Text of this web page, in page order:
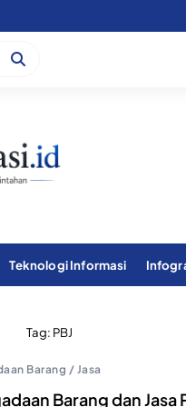
Teknologi Informasi
Tag: PBJ
Barang / Jasa
Barang dan Jasa